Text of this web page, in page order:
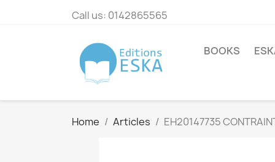
Call us: 0142865565
BOOKS
Home Articles EH20147735